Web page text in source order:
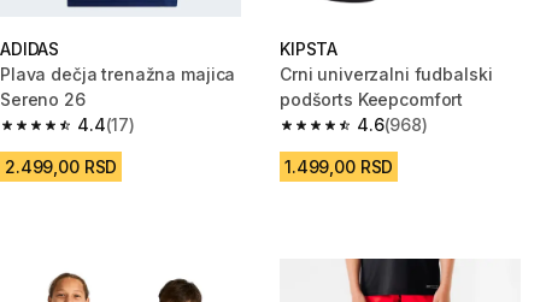
ADIDAS
Plava dečja trenažna majica
Sereno 26
4.4
4.4 od 5 zvezdica from 17 Recenzije
(17)
2.499,00 RSD
KIPSTA
Crni univerzalni fudbalski
podšorts Keepcomfort
4.6
4.6 od 5 zvezdica from 968
(968)
1.499,00 RSD